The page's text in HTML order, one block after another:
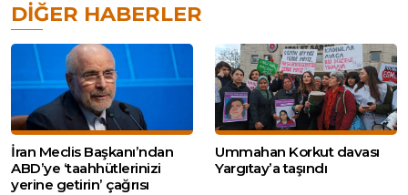
DIĞER HABERLER
İran Meclis Başkanı’ndan
ABD’ye ‘taahhütlerinizi
yerine getirin’ çağrısı
Ummahan Korkut davası
Yargıtay’a taşındı